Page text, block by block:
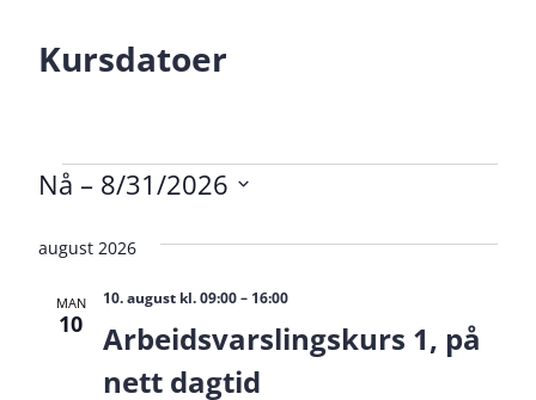
Kursdatoer
Kurs
Velg
visning
Nå – 8/31/2026
dato.
august 2026
MAN
10
Arbeidsvarslingskurs 1, på
nett dagtid
10. august kl. 09:00– 16:00